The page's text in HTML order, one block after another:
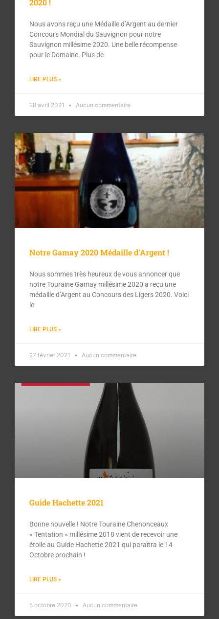
2020 !
Nous avons reçu une Médaille d’Argent au dernier
Concours Mondial du Sauvignon pour notre
Sauvignon millésime 2020. Une belle récompense
pour le Domaine. Plus de
LIRE PLUS »
28 avril 2021 Aucun commentaire
Notre Gamay 2020 Médaille d’Argent !
Nous sommes très heureux de vous annoncer que
notre Touraine Gamay millésime 2020 a reçu une
médaille d’Argent au Concours des Ligers 2020. Voici
le
LIRE PLUS »
27 février 2021 Aucun commentaire
Guide Hachette 2021
Bonne nouvelle ! Notre Touraine Chenonceaux
« Tentation » millésime 2018 vient de recevoir une
étoile au Guide Hachette 2021 qui paraîtra le 14
Octobre prochain !
LIRE PLUS »
5 octobre 2020 Aucun commentaire